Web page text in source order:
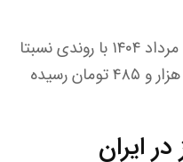
امروز ۲۹ مرداد ۱۴۰۴ با روندی نسبتا
افزایشی روبرو شد و به مبلغ ۹۳ هزار و ۴۸۵ تومان رسیده
ایران